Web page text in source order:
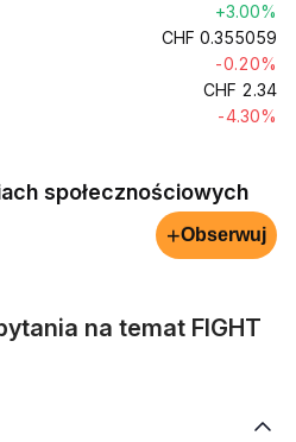
+3.00%
CHF 0.355059
-0.20%
CHF 2.34
-4.30%
społecznościowych
+Obserwuj
na temat FIGHT